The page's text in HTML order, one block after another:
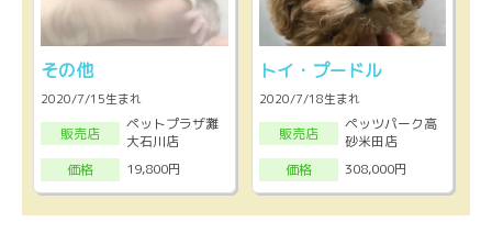
その他
2020/7/15生まれ
販売店
ペットプラザ灘
大石川店
価格
19,800円
トイ・プードル
2020/7/18生まれ
販売店
ペッツパーク高
砂米田店
価格
308,000円